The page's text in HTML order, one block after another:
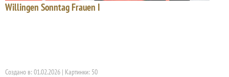
Willingen Sonntag Frauen I
Создано в: 01.02.2026 | Картинки: 50